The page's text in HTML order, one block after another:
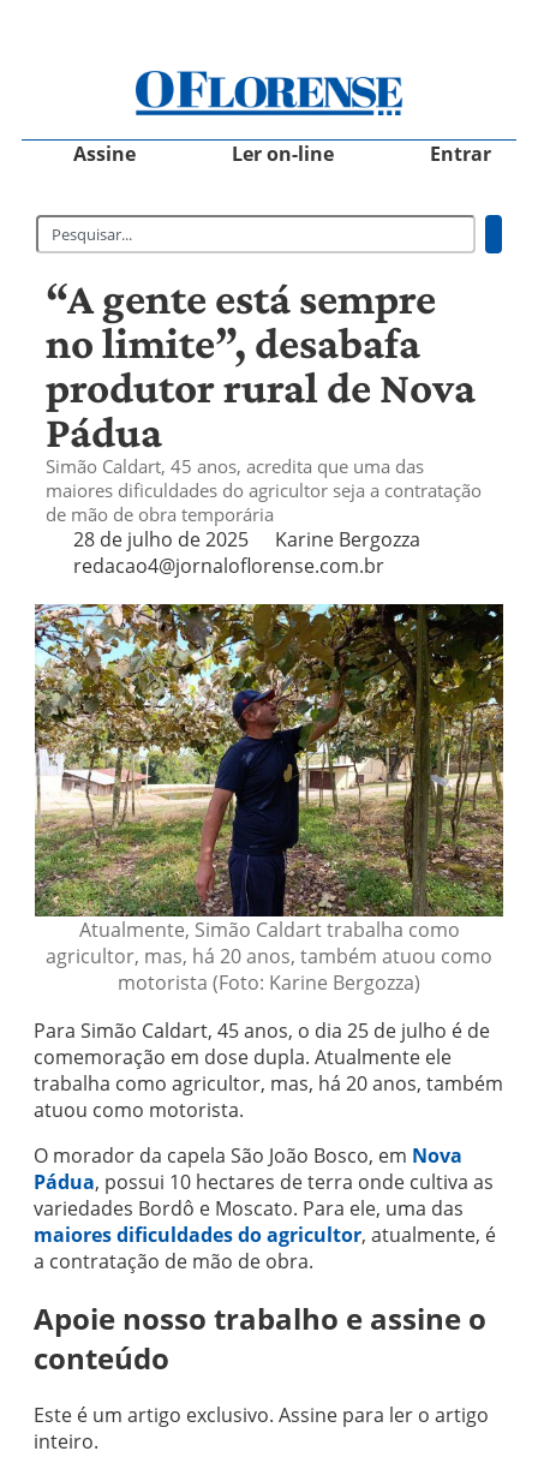
Assine Ler on-line Entrar
“A gente está sempre
no limite”, desabafa
produtor rural de Nova
Pádua
Simão Caldart, 45 anos, acredita que uma das
maiores dificuldades do agricultor seja a contratação
de mão de obra temporária
28 de julho de 2025
Karine Bergozza
redacao4@jornaloflorense.com.br
Atualmente, Simão Caldart trabalha como
agricultor, mas, há 20 anos, também atuou como
motorista (Foto: Karine Bergozza)
Para Simão Caldart, 45 anos, o dia 25 de julho é de
comemoração em dose dupla. Atualmente ele
trabalha como agricultor, mas, há 20 anos, também
atuou como motorista.
O morador da capela São João Bosco, em Nova
Pádua, possui 10 hectares de terra onde cultiva as
variedades Bordô e Moscato. Para ele, uma das
maiores dificuldades do agricultor, atualmente, é
a contratação de mão de obra.
Apoie nosso trabalho e assine o
conteúdo
Este é um artigo exclusivo. Assine para ler o artigo
inteiro.